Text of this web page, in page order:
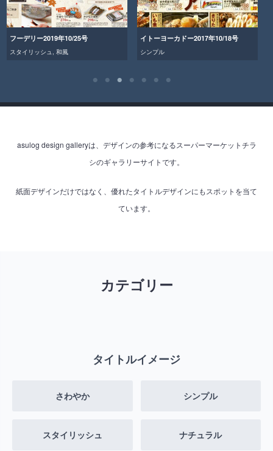
フーデリー2019年10/25号
スタイリッシュ, 和風
イトーヨーカドー2017年10/18号
シンプル
asulog design galleryは、デザインの参考になるスーパーマーケットチラ
シのギャラリーサイトです。
紙面デザインだけではなく、優れたタイトルデザインにもスポットを当て
ています。
カテゴリー
タイトルイメージ
さわやか シンプル
スタイリッシュ ナチュラル